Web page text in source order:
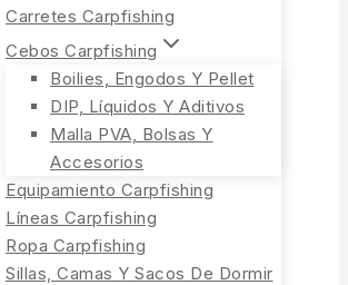
Carretes Carpfishing
Cebos Carpfishing
Boilies, Engodos Y Pellet
DIP, Líquidos Y Aditivos
Malla PVA, Bolsas Y
Accesorios
Equipamiento Carpfishing
Líneas Carpfishing
Ropa Carpfishing
Sillas, Camas Y Sacos De Dormir